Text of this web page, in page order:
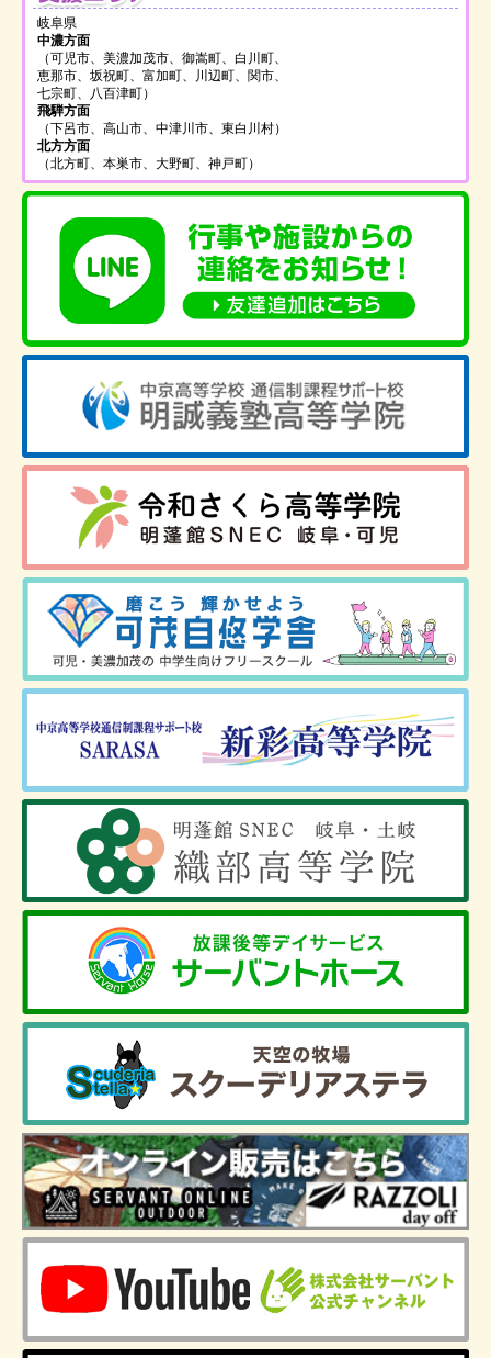
岐阜県
中濃方面
（可児市、美濃加茂市、御嵩町、白川町、
恵那市、坂祝町、富加町、川辺町、関市、
七宗町、八百津町）
飛騨方面
（下呂市、高山市、中津川市、東白川村）
北方方面
（北方町、本巣市、大野町、神戸町）